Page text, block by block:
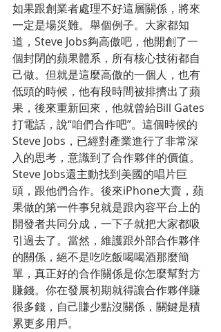
如果跟創業者處理不好這層關係，將來
一定是場災難。舉個例子。大家都知
道，Steve Jobs夠高傲吧，他開創了一
個封閉的蘋果體系，所有核心技術都自
己做。但就是這麼高傲的一個人，也有
低頭的時候，他有段時間被排擠出了蘋
果，後來重新回來，他就曾給Bill Gates
打電話，說“咱們合作吧”。這個時候的
Steve Jobs，已經對產業進行了非常深
入的思考，意識到了合作夥伴的價值。
Steve Jobs還主動找到美國的唱片巨
頭，跟他們合作。後來iPhone大賣，蘋
果做的第一件事兒就是跟內容平台上的
開發者共同分成，一下子就把大家都吸
引過去了。當然，維護跟外部合作夥伴
的關係，絕不是吃吃飯喝喝酒那麼簡
單，真正好的合作關係是你怎麼幫對方
賺錢。你在發展初期就得讓合作夥伴賺
很多錢，自己賺少點沒關係，關鍵是積
累更多用戶。